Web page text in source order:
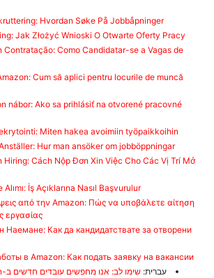
Hvordan Søke På Jobbåpninger
Jak Złożyć Wnioski O Otwarte Oferty Pracy
Contratação: Como Candidatar-se a Vagas de
Cum să aplici pentru locurile de muncă
nábor: Ako sa prihlásiť na otvorené pracovné
Miten hakea avoimiin työpaikkoihin
Hur man ansöker om jobböppningar
Hiring: Cách Nộp Đơn Xin Việc Cho Các Vị Trí Mở
İş Açıklarına Nasıl Başvurulur
από την Amazon: Πώς να υποβάλετε αίτηση
εργασίας
Наемане: Как да кандидатствате за отворени
в Amazon: Как подать заявку на вакансии
עברית: